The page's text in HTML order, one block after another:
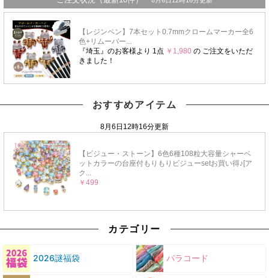
おすすめアイテム
カテゴリー
2026謎福袋 パラコード